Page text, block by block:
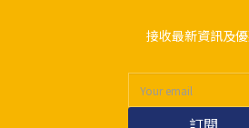
接收最新資訊及